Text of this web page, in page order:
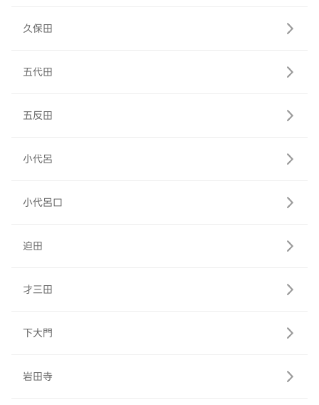
久保田
五代田
五反田
小代呂
小代呂口
迫田
才三田
下大門
岩田寺